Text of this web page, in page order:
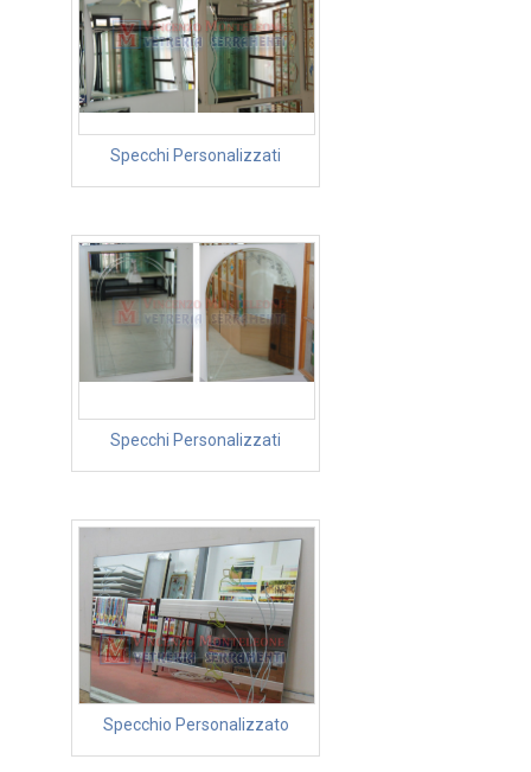
Specchi Personalizzati
Specchi Personalizzati
Specchio Personalizzato